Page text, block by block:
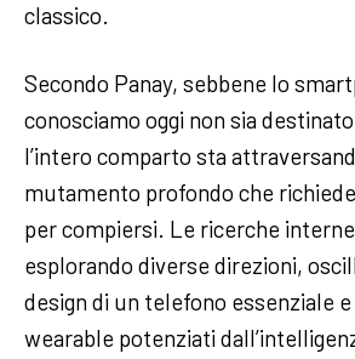
classico.
Secondo Panay, sebbene lo
conosciamo oggi non sia
l’intero comparto sta
mutamento profondo che
per compiersi. Le ricerche
esplorando diverse direzioni,
design di un telefono essenziale
wearable potenziati